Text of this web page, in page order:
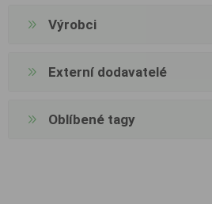
Výrobci
Externí dodavatelé
Oblíbené tagy